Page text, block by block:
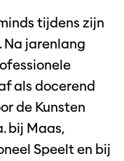
tijdens zijn
Na jarenlang
als docerend
de Kunsten
bij Maas,
Speelt en bij